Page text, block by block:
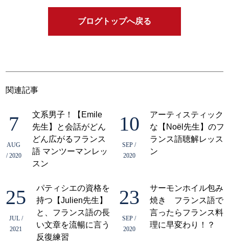
ブログトップへ戻る
関連記事
7
AUG
/ 2020
文系男子！【Emile
先生】と会話がどん
どん広がるフランス
語 マンツーマンレッ
スン
10
SEP /
2020
アーティスティック
な【Noël先生】のフ
ランス語聴解レッス
ン
25
JUL /
2021
パティシエの資格を
持つ【Julien先生】
と、フランス語の長
い文章を流暢に言う
反復練習
23
SEP /
2020
サーモンホイル包み
焼き フランス語で
言ったらフランス料
理に早変わり！？